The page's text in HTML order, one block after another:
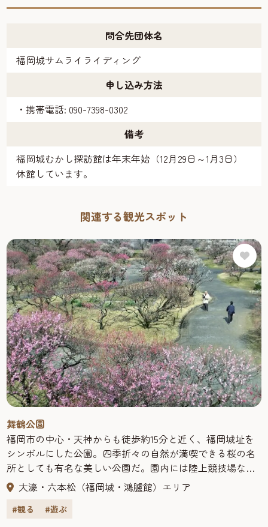
問合先団体名
福岡城サムライライディング
申し込み方法
・携帯電話: 090-7398-0302
備考
福岡城むかし探訪館は年末年始（12月29日～1月3日）
休館しています。
関連する観光スポット
舞鶴公園
福岡市の中心・天神からも徒歩約15分と近く、福岡城址を
シンボルにした公園。四季折々の自然が満喫できる桜の名
所としても有名な美しい公園だ。園内には陸上競技場など
のスポーツ施設が整備され、大濠公園や福岡市美術館など
が隣接している。春には多くの花見客で賑わい、一年を通
して、美術館帰りの人々が憩うなど、一帯は文化の薫り高
大濠・六本松（福岡城・鴻臚館）エリア
#観る #遊ぶ